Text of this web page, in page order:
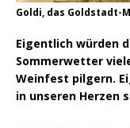
Goldi, das Goldstadt-
Eigentlich würden
Sommerwetter
Weinfest pilgern.
in unseren Herzen